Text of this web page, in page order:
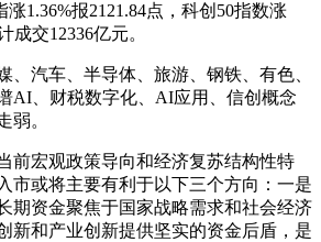
涨1.36%报2121.84点，科创50指数涨
成交12336亿元。
、汽车、半导体、旅游、钢铁、有色、
AI、财税数字化、AI应用、信创概念
弱。
前宏观政策导向和经济复苏结构性特
市或将主要有利于以下三个方向：一是
期资金聚焦于国家战略需求和社会经济
新和产业创新提供坚实的资金后盾，是